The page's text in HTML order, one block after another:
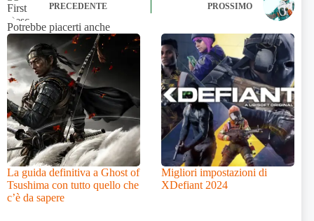
PRECEDENTE PROSSIMO
Potrebbe piacerti anche
La guida definitiva a Ghost of
Tsushima con tutto quello che
c’è da sapere
Migliori impostazioni di
XDefiant 2024